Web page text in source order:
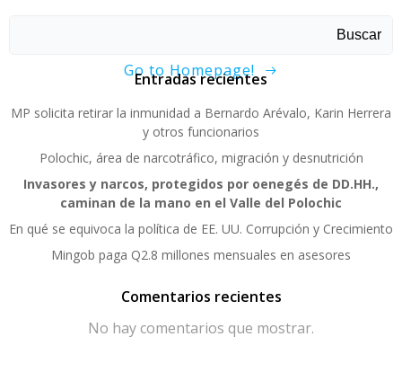
Go to Homepage!
Buscar
Entradas recientes
MP solicita retirar la inmunidad a Bernardo Arévalo, Karin Herrera
y otros funcionarios
Polochic, área de narcotráfico, migración y desnutrición
Invasores y narcos, protegidos por oenegés de DD.HH.,
caminan de la mano en el Valle del Polochic
En qué se equivoca la política de EE. UU. Corrupción y Crecimiento
Mingob paga Q2.8 millones mensuales en asesores
Comentarios recientes
No hay comentarios que mostrar.